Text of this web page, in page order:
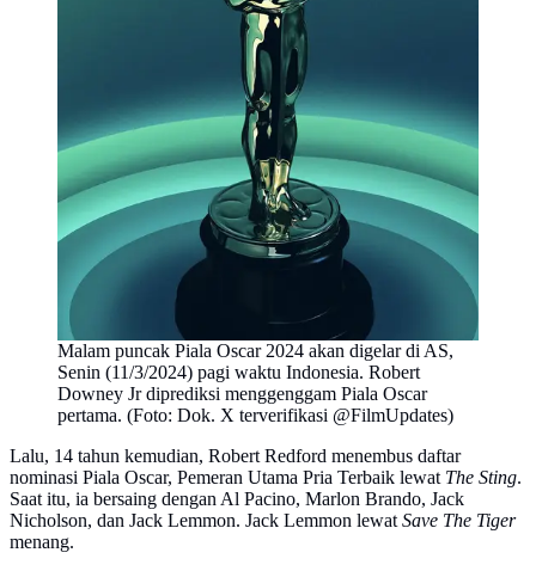
Malam puncak Piala Oscar 2024 akan digelar di AS,
Senin (11/3/2024) pagi waktu Indonesia. Robert
Downey Jr diprediksi menggenggam Piala Oscar
pertama. (Foto: Dok. X terverifikasi @FilmUpdates)
Lalu, 14 tahun kemudian, Robert Redford menembus daftar
nominasi Piala Oscar, Pemeran Utama Pria Terbaik lewat The Sting.
Saat itu, ia bersaing dengan Al Pacino, Marlon Brando, Jack
Nicholson, dan Jack Lemmon. Jack Lemmon lewat Save The Tiger
menang.